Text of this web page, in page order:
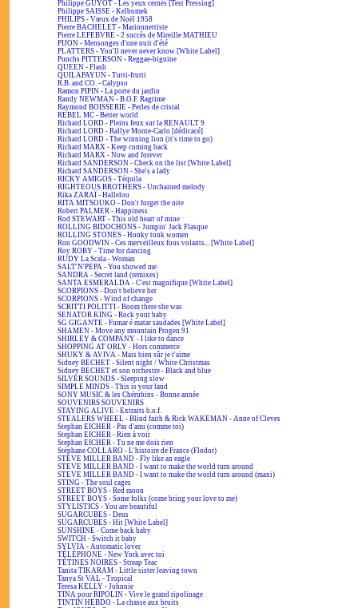
Philippe GUYOT - Les yeux cernés [Test Pressing]
Philippe SAISSE - Kelbomek
PHILIPS - Vœux de Noël 1958
Pierre BACHELET - Marionnettiste
Pierre LEFEBVRE - 2 succès de Mireille MATHIEU
PIJON - Mensonges d'une nuit d'été
PLATTERS - You'll never never know [White Label]
Punchs PITTERSON - Reggae-biguine
QUEEN - Flash
QUILAPAYUN - Tutti-frutti
R.B. and CO. - Calypso
Ramon PIPIN - La porte du jardin
Randy NEWMAN - B.O.F. Ragtime
Raymond BOISSERIE - Perles de cristal
REBEL MC - Better world
Richard LORD - Pleins feux sur la RENAULT 9
Richard LORD - Rallye Monte-Carlo [dédicacé]
Richard LORD - The winning lion (it's time to go)
Richard MARX - Keep coming back
Richard MARX - Now and forever
Richard SANDERSON - Check on the list [White Label]
Richard SANDERSON - She's a lady
RICKY AMIGOS - Téquila
RIGHTEOUS BROTHERS - Unchained melody
Rika ZARAÏ - Hallelou
RITA MITSOUKO - Don't forget the nite
Robert PALMER - Happiness
Rod STEWART - This old heart of mine
ROLLING BIDOCHONS - Jumpin' Jack Flasque
ROLLING STONES - Honky tonk women
Ron GOODWIN - Ces merveilleux fous volants... [White Label]
Roy ROBY - Time for dancing
RUDY La Scala - Woman
SALT'N'PEPA - You showed me
SANDRA - Secret land (remixes)
SANTA ESMERALDA - C'est magnifique [White Label]
SCORPIONS - Don't believe her
SCORPIONS - Wind of change
SCRITTI POLITTI - Boom there she was
SENATOR KING - Rock your baby
SG GIGANTE - Fumar é matar saudades [White Label]
SHAMEN - Move any mountain Progen 91
SHIRLEY & COMPANY - I like to dance
SHOPPING AT ORLY - Hors commerce
SHUKY & AVIVA - Mais bien sûr je t'aime
Sidney BECHET - Silent night / White Christmas
Sidney BECHET et son orchestre - Black and blue
SILVER SOUNDS - Sleeping slow
SIMPLE MINDS - This is your land
SONY MUSIC & les Chérubins - Bonne année
SOUVENIRS SOUVENIRS
STAYING ALIVE - Extraits b.o.f.
STEALERS WHEEL - Blind faith & Rick WAKEMAN - Anne of Cleves
Stephan EICHER - Pas d'ami (comme toi)
Stephan EICHER - Rien à voir
Stephan EICHER - Tu ne me dois rien
Stéphane COLLARO - L'histoire de France (Flodor)
STEVE MILLER BAND - Fly like an eagle
STEVE MILLER BAND - I want to make the world turn around
STEVE MILLER BAND - I want to make the world turn around (maxi)
STING - The soul cages
STREET BOYS - Red moon
STREET BOYS - Some folks (come bring your love to me)
STYLISTICS - You are beautiful
SUGARCUBES - Deus
SUGARCUBES - Hit [White Label]
SUNSHINE - Come back baby
SWITCH - Switch it baby
SYLVIA - Automatic lover
TÉLÉPHONE - New York avec toi
TÉTINES NOIRES - Streap Teac
Tanita TIKARAM - Little sister leaving town
Tanya St VAL - Tropical
Teresa KELLY - Johnnie
TINA pour RIPOLIN - Vive le grand ripolinage
TINTIN HEBDO - La chasse aux bruits